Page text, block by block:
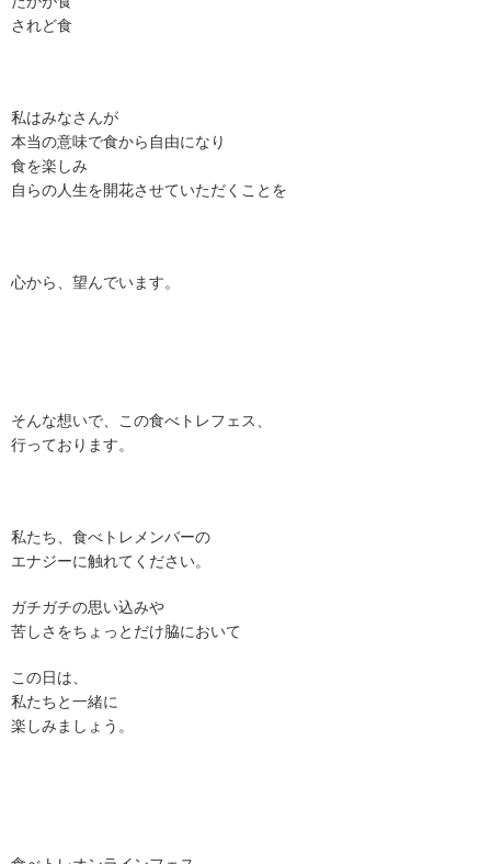
されど食
私はみなさんが
本当の意味で食から自由になり
食を楽しみ
自らの人生を開花させていただくことを
心から、望んでいます。
そんな想いで、この食べトレフェス、
行っております。
私たち、食べトレメンバーの
エナジーに触れてください。
ガチガチの思い込みや
苦しさをちょっとだけ脇において
この日は、
私たちと一緒に
楽しみましょう。